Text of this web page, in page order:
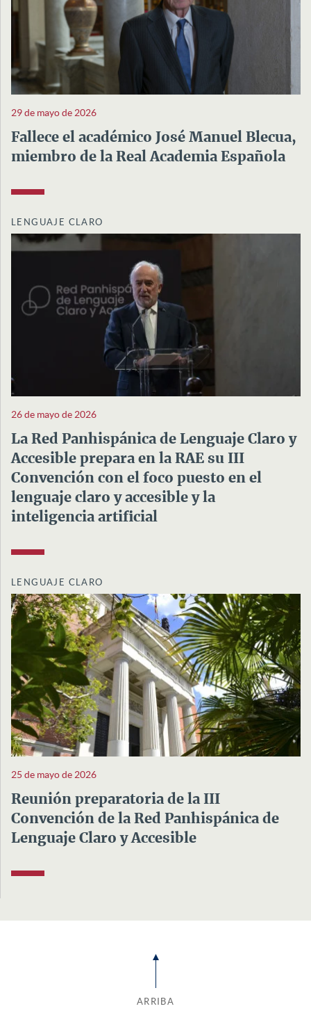
29 de mayo de 2026
Fallece el académico José Manuel Blecua,
miembro de la Real Academia Española
LENGUAJE CLARO
26 de mayo de 2026
La Red Panhispánica de Lenguaje Claro y
Accesible prepara en la RAE su III
Convención con el foco puesto en el
lenguaje claro y accesible y la
inteligencia artificial
LENGUAJE CLARO
25 de mayo de 2026
Reunión preparatoria de la III
Convención de la Red Panhispánica de
Lenguaje Claro y Accesible
ARRIBA